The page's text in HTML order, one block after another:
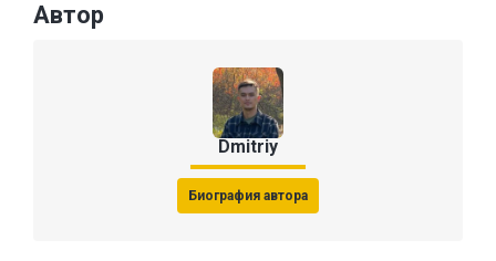
Автор
Dmitriy
Биография автора